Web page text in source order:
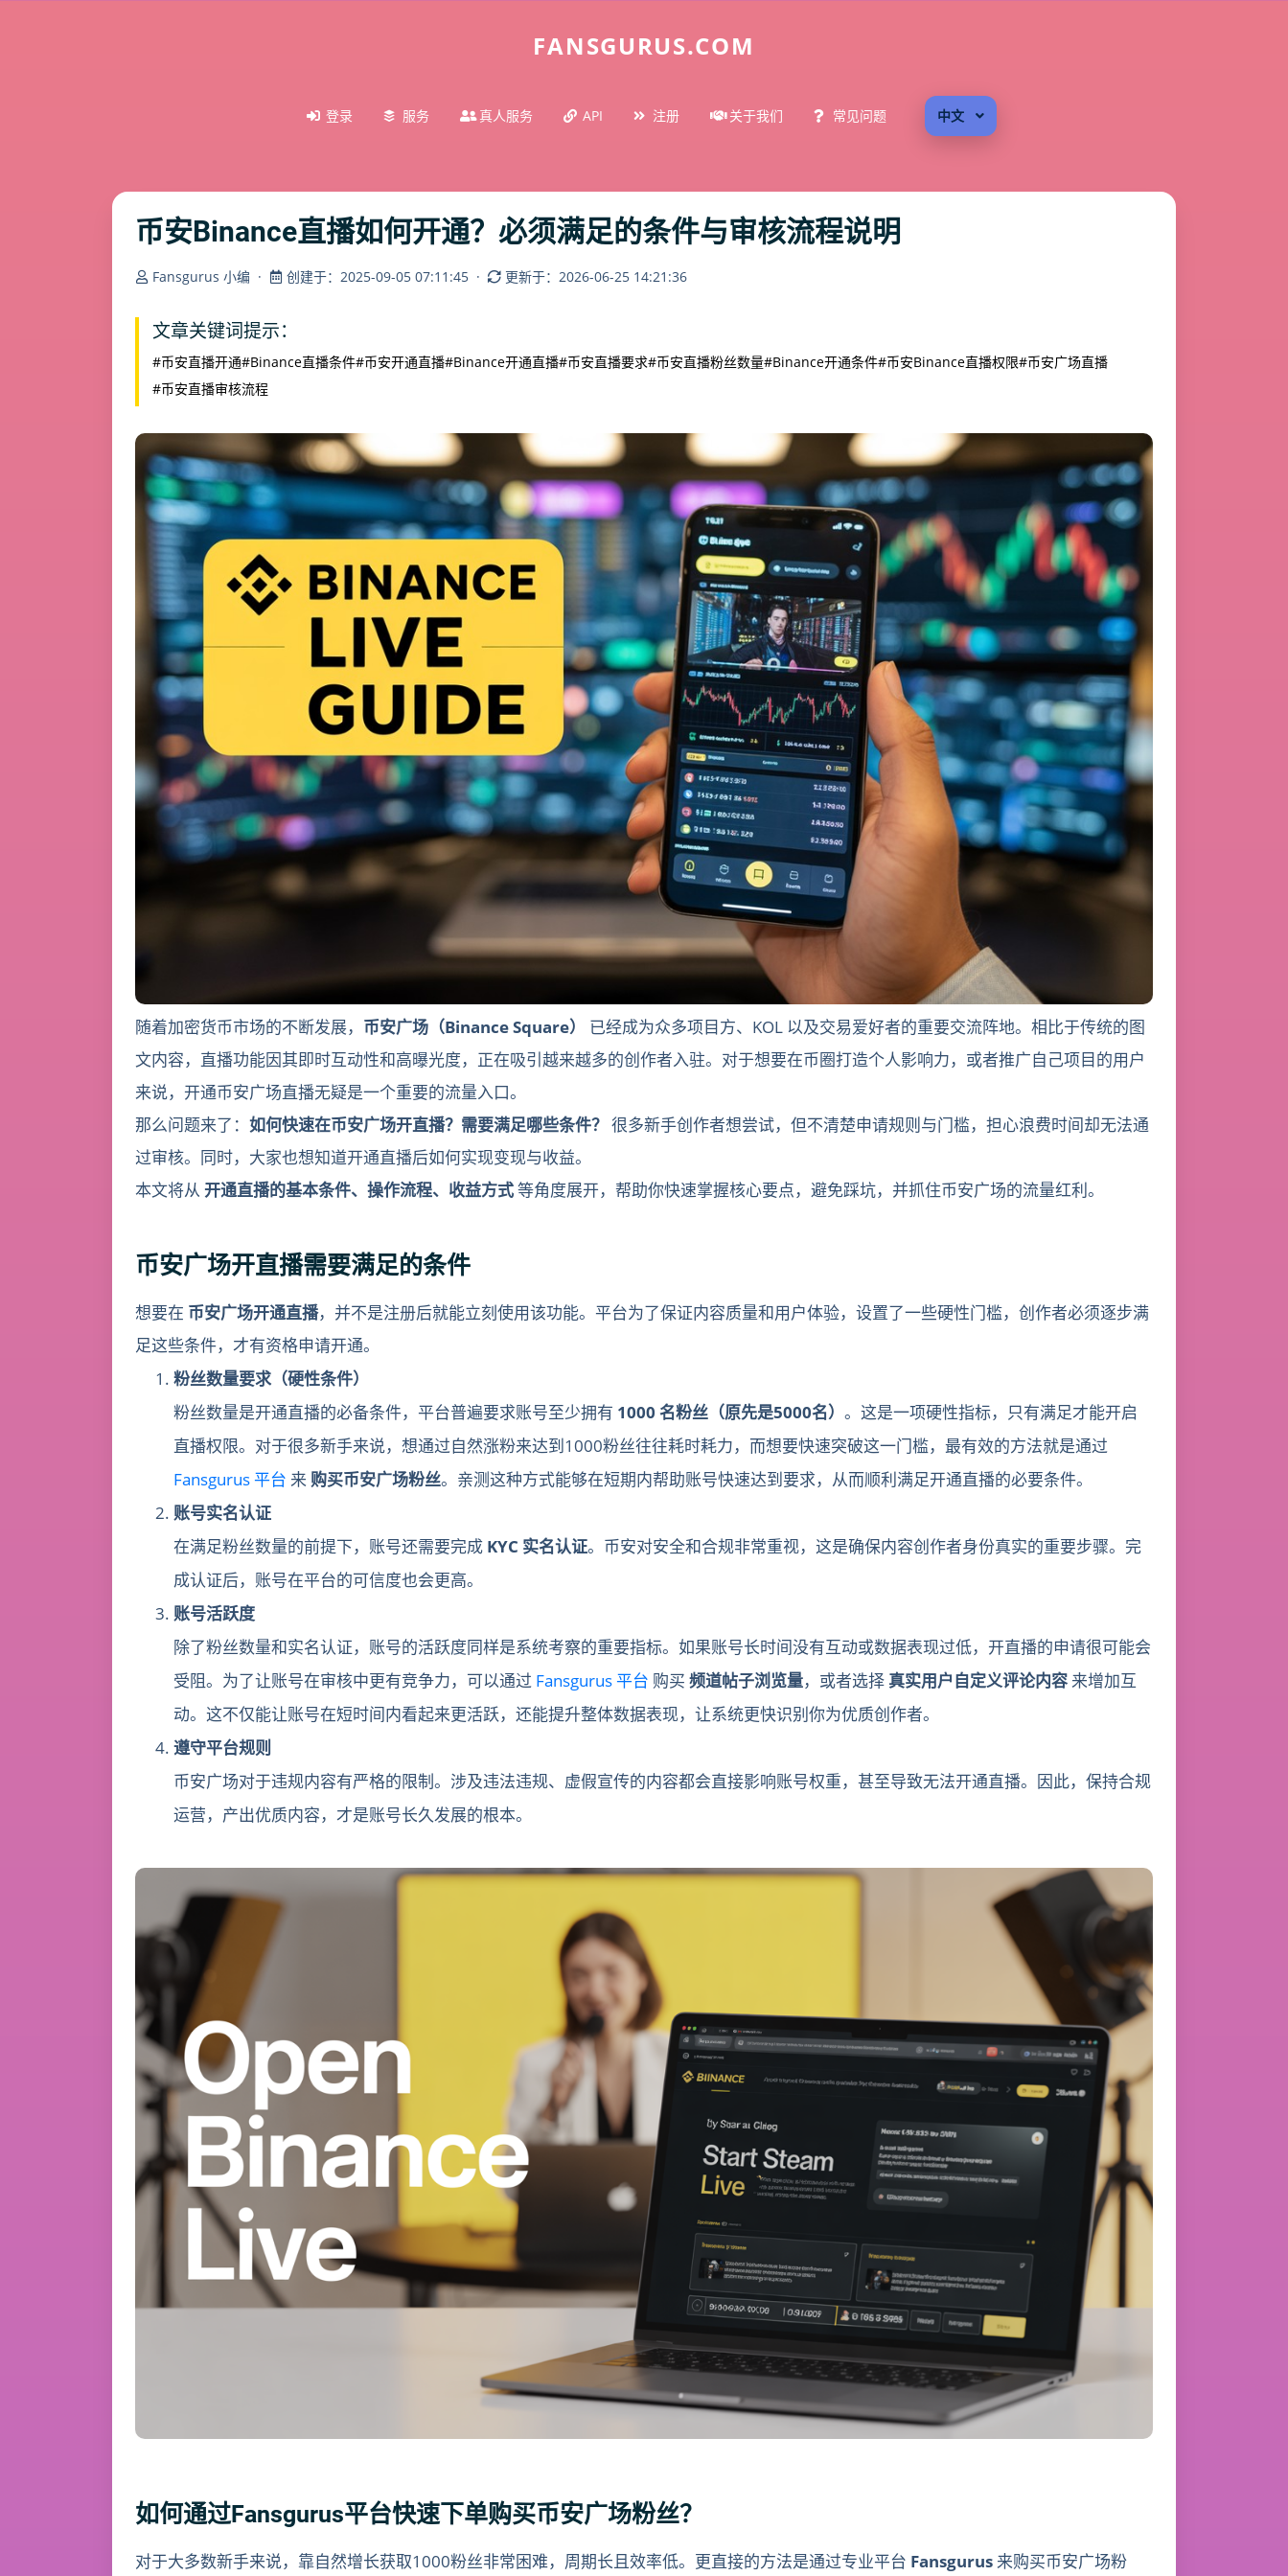
FANSGURUS.COM
登录 服务 真人服务 API 注册 关于我们 常见问题 中文
币安Binance直播如何开通？必须满足的条件与审核流程说明
Fansgurus 小编 · 创建于：2025-09-05 07:11:45 · 更新于：2026-06-25 14:21:36
文章关键词提示：
#币安直播开通#Binance直播条件#币安开通直播#Binance开通直播#币安直播要求#币安直播粉丝数量#Binance开通条件#币安Binance直播权限#币安广场直播
#币安直播审核流程
随着加密货币市场的不断发展， 币安广场（Binance Square）
已经成为众多项目方、KOL 以及交易爱好者的重要交流阵地。相比于传统的图
文内容，直播功能因其即时互动性和高曝光度，正在吸引越来越多的创作者入驻。对于想要在币圈打造个人影响力，或者推广自己项目的用户
来说，开通币安广场直播无疑是一个重要的流量入口。
那么问题来了： 如何快速在币安广场开直播？需要满足哪些条件？ 很多新手创作者想尝试，但不清楚申请规则与门槛，担心浪费时间却无法通
过审核。同时，大家也想知道开通直播后如何实现变现与收益。
本文将从 开通直播的基本条件、操作流程、收益方式等角度展开，帮助你快速掌握核心要点，避免踩坑，并抓住币安广场的流量红利。
币安广场开直播需要满足的条件
想要在 币安广场开通直播，并不是注册后就能立刻使用该功能。平台为了保证内容质量和用户体验，设置了一些硬性门槛，创作者必须逐步满
足这些条件，才有资格申请开通。
粉丝数量要求（硬性条件）
粉丝数量是开通直播的必备条件，平台普遍要求账号至少拥有 1000 名粉丝（原先是5000名） 。这是一项硬性指标，只有满足才能开启
直播权限。对于很多新手来说，想通过自然涨粉来达到1000粉丝往往耗时耗力，而想要快速突破这一门槛，最有效的方法就是通过
Fansgurus 平台 来 购买币安广场粉丝。亲测这种方式能够在短期内帮助账号快速达到要求，从而顺利满足开通直播的必要条件。
账号实名认证
在满足粉丝数量的前提下，账号还需要完成 KYC 实名认证。币安对安全和合规非常重视，这是确保内容创作者身份真实的重要步骤。完
成认证后，账号在平台的可信度也会更高。
账号活跃度
除了粉丝数量和实名认证，账号的活跃度同样是系统考察的重要指标。如果账号长时间没有互动或数据表现过低，开直播的申请很可能会
受阻。为了让账号在审核中更有竞争力，可以通过 Fansgurus 平台 购买 频道帖子浏览量，或者选择 真实用户自定义评论内容来增加互
动。这不仅能让账号在短时间内看起来更活跃，还能提升整体数据表现，让系统更快识别你为优质创作者。
遵守平台规则
币安广场对于违规内容有严格的限制。涉及违法违规、虚假宣传的内容都会直接影响账号权重，甚至导致无法开通直播。因此，保持合规
运营，产出优质内容，才是账号长久发展的根本。
如何通过Fansgurus平台快速下单购买币安广场粉丝？
对于大多数新手来说，靠自然增长获取1000粉丝非常困难，周期长且效率低。更直接的方法是通过专业平台 Fansgurus来购买币安广场粉